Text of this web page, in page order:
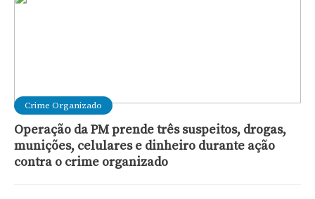
Crime Organizado
Operação da PM prende três suspeitos, drogas,
munições, celulares e dinheiro durante ação
contra o crime organizado